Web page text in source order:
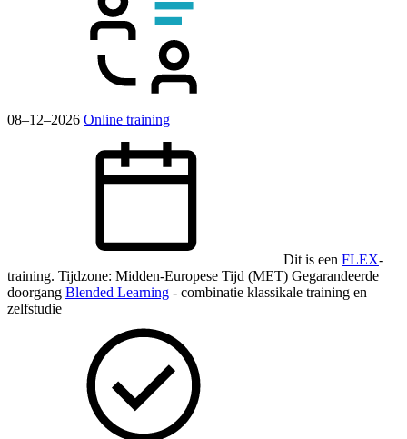
08–12–2026 Online training
Dit is een FLEX-
training. Tijdzone: Midden-Europese Tijd (MET) Gegarandeerde
doorgang Blended Learning - combinatie klassikale training en
zelfstudie